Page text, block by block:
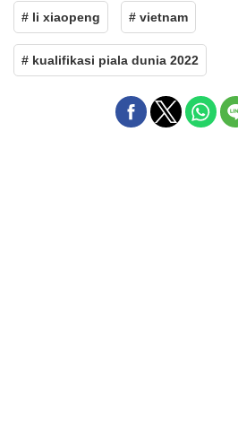
# li xiaopeng # vietnam
# kualifikasi piala dunia 2022